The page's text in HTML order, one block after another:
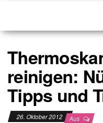
reinigen:
Tipps und
26. Oktober 2012 Aus